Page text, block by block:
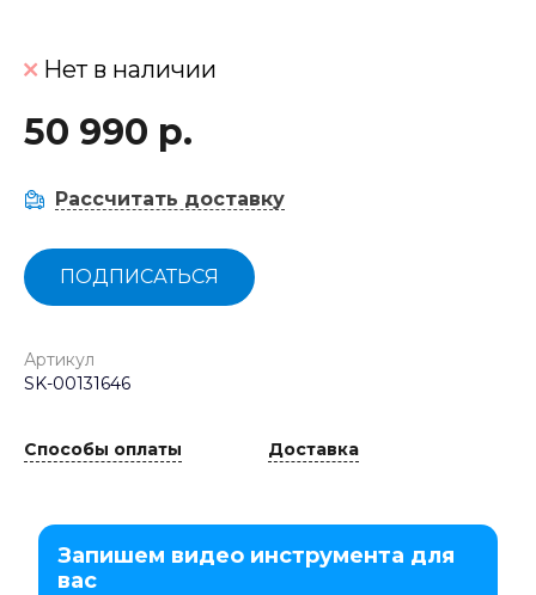
Нет в наличии
50 990 р.
Рассчитать доставку
ПОДПИСАТЬСЯ
Артикул
SK-00131646
Способы оплаты Доставка
Запишем видео инструмента для
вас